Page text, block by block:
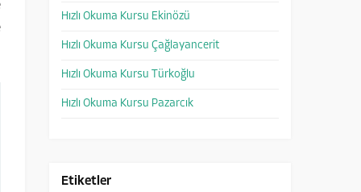
Hızlı Okuma Kursu Ekinözü
Hızlı Okuma Kursu Çağlayancerit
Hızlı Okuma Kursu Türkoğlu
Hızlı Okuma Kursu Pazarcık
Etiketler